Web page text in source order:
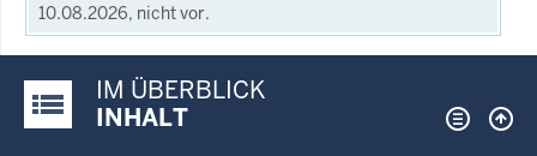
10.08.2026, nicht vor.
Justiz-Portal im Überblick:
IM ÜBERBLICK
INHALT